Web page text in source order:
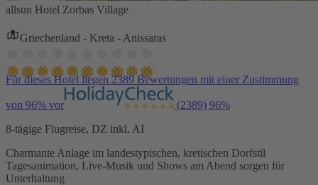
allsun Hotel Zorbas Village
Griechenland - Kreta - Anissaras
Für dieses Hotel liegen 2389 Bewertungen mit einer Zustimmung
von 96% vor (2389) 96%
8-tägige Flugreise, DZ inkl. AI
Charmante Anlage im landestypischen, kretischen Dorfstil
Tagesanimation, Live-Musik und Shows am Abend sorgen für
Unterhaltung